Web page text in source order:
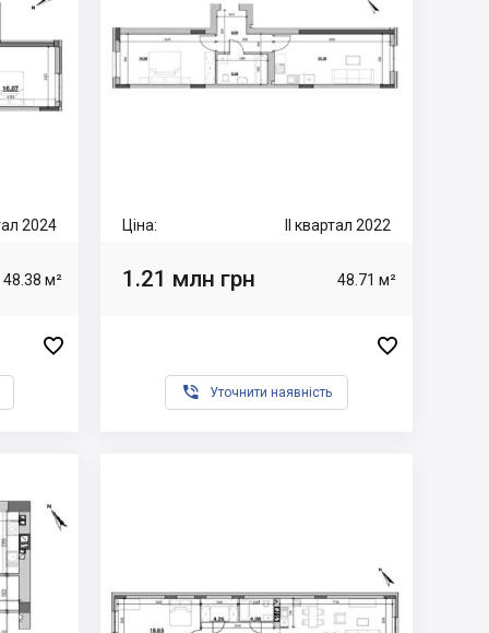
2024
48.38 м²

Ціна: II квартал 2022
1.21 млн грн 48.71 м²

 Уточнити наявність